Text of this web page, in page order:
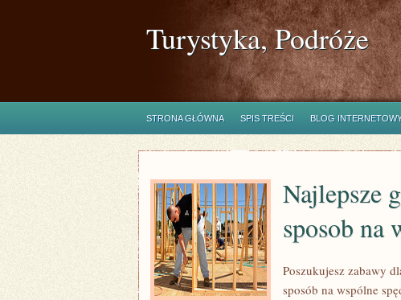
Turystyka, Podróże
STRONA GŁÓWNA SPIS TREŚCI BLOG
Najlepsze
sposob na
Poszukujesz zabawy
sposób na wspólne